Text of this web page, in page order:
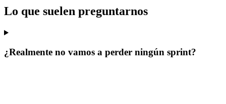
Lo que suelen preguntarnos
¿Realmente no vamos a perder ningún sprint?